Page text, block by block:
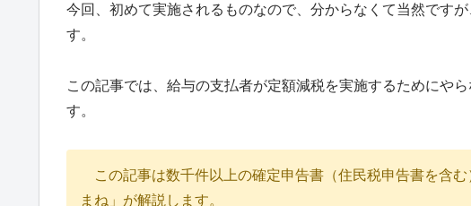
今回、初めて実施されるものなので、分からなくて当然です
す。
この記事では、給与の支払者が定額減税を実施するためにや
す。
この記事は数千件以上の確定申告書（住民税申告書を含
まね」が解説します。